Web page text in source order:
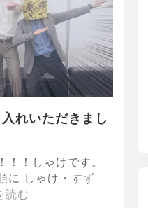
れいただきまし
！！しゃけです。
に しゃけ・すず
読む